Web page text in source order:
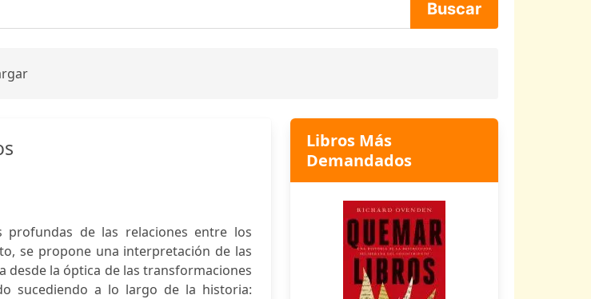
de las relaciones entre los
se propone una interpretación de las
desde la óptica de las transformaciones
sucediendo a lo largo de la historia:
Libros Más
Demandados